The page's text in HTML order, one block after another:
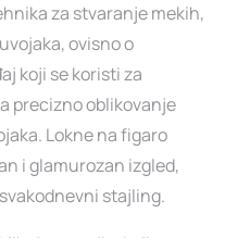
za stvaranje mekih,
ovisno o
koji se koristi za
precizno oblikovanje
Lokne na figaro
i glamurozan izgled,
stajling.